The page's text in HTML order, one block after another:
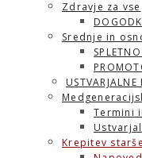
Zdravje za vse
Srednje in
USTVARJALNE
Termini
Krepitev